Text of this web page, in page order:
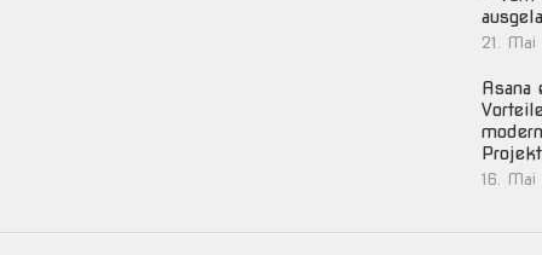
21. Mai
Asana
16. Mai